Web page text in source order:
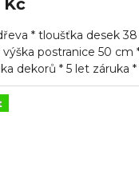
Kč
* tloušťka desek
výška postranice 50 cm
dekorů * 5 let záruka